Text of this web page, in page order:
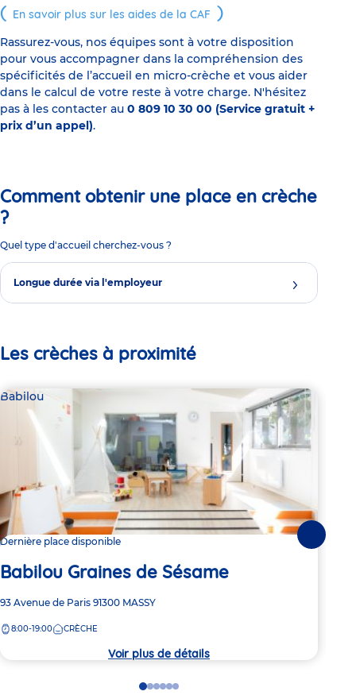
En savoir plus sur les aides de la CAF
Rassurez-vous, nos équipes sont à votre disposition
pour vous accompagner dans la compréhension des
spécificités de l’accueil en micro-crèche et vous aider
dans le calcul de votre reste à votre charge. N'hésitez
pas à les contacter au 0 809 10 30 00 (Service gratuit +
prix d’un appel).
Comment obtenir une place en crèche
?
Quel type d'accueil cherchez-vous ?
Longue durée via l'employeur
Les crèches à proximité
Babilou
Dernière place disponible
Babilou Graines de Sésame
Adresse
la
93 Avenue de Paris 91300 MASSY
8:00-19:00 CRÈCHE
Voir plus de détails
GoGoGoGo
GoGo